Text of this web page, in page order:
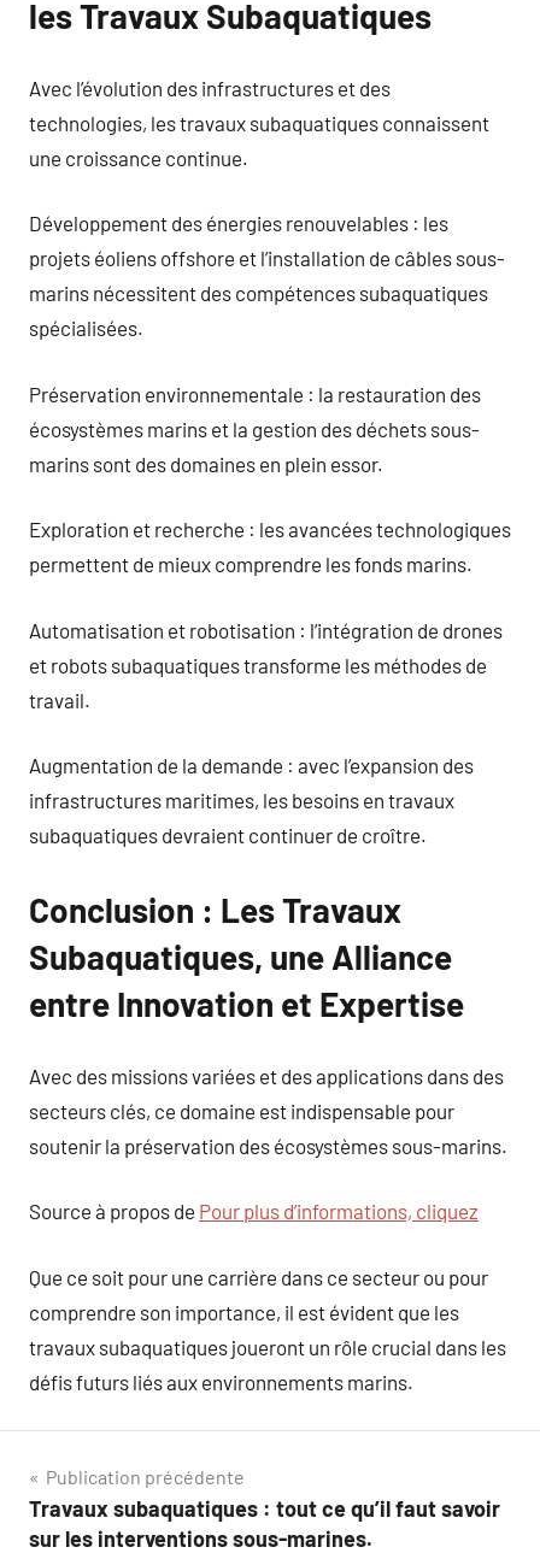
les Travaux Subaquatiques
Avec l’évolution des infrastructures et des
technologies, les travaux subaquatiques connaissent
une croissance continue.
Développement des énergies renouvelables : les
projets éoliens offshore et l’installation de câbles sous-
marins nécessitent des compétences subaquatiques
spécialisées.
Préservation environnementale : la restauration des
écosystèmes marins et la gestion des déchets sous-
marins sont des domaines en plein essor.
Exploration et recherche : les avancées technologiques
permettent de mieux comprendre les fonds marins.
Automatisation et robotisation : l’intégration de drones
et robots subaquatiques transforme les méthodes de
travail.
Augmentation de la demande : avec l’expansion des
infrastructures maritimes, les besoins en travaux
subaquatiques devraient continuer de croître.
Conclusion : Les Travaux
Subaquatiques, une Alliance
entre Innovation et Expertise
Avec des missions variées et des applications dans des
secteurs clés, ce domaine est indispensable pour
soutenir la préservation des écosystèmes sous-marins.
Source à propos de Pour plus d’informations, cliquez
Que ce soit pour une carrière dans ce secteur ou pour
comprendre son importance, il est évident que les
travaux subaquatiques joueront un rôle crucial dans les
défis futurs liés aux environnements marins.
Navigation
de
Publication précédente
Travaux subaquatiques : tout ce qu’il faut savoir
sur les interventions sous-marines.